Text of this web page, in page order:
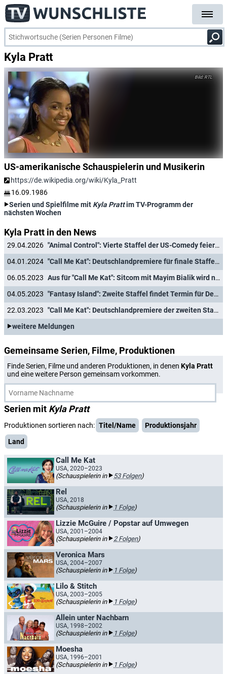
Kyla Pratt
RTL
US-amerikanische Schauspielerin und Musikerin
https://de.wikipedia.org/wiki/Kyla_Pratt
16.09.1986
Serien und Spielfilme mit Kyla Prattim TV-Programm der
nächsten Wochen
Kyla Pratt in den News
29.04.2026
"Animal Control": Vierte Staffel der US-Comedy feiert Deutschlandpremiere
04.01.2024
"Call Me Kat": Deutschlandpremiere für finale Staffel mit Mayim Bialik
06.05.2023
Aus für "Call Me Kat": Sitcom mit Mayim Bialik wird nach drei Staffeln eingestellt
04.05.2023
"Fantasy Island": Zweite Staffel findet Termin für Deutschlandpremiere
22.03.2023
"Call Me Kat": Deutschlandpremiere der zweiten Staffel angekündigt
weitere Meldungen
Gemeinsame Serien, Filme, Produktionen
Finde Serien, Filme und anderen Produktionen, in denen Kyla Pratt
und eine weitere Person gemeinsam vorkommen.
Serien mit Kyla Pratt
Produktionen sortieren nach: Titel/Name
Produktionsjahr
Land
Call Me Kat
USA, 2020–2023
(Schauspielerin in 53 Folgen)
Rel
USA, 2018
(Schauspielerin in 1 Folge)
Lizzie McGuire / Popstar auf Umwegen
USA, 2001–2004
(Schauspielerin in 2 Folgen)
Veronica Mars
USA, 2004–2007
(Schauspielerin in 1 Folge)
Lilo & Stitch
USA, 2003–2005
(Schauspielerin in 1 Folge)
Allein unter Nachbarn
USA, 1998–2002
(Schauspielerin in 1 Folge)
Moesha
USA, 1996–2001
(Schauspielerin in 1 Folge)